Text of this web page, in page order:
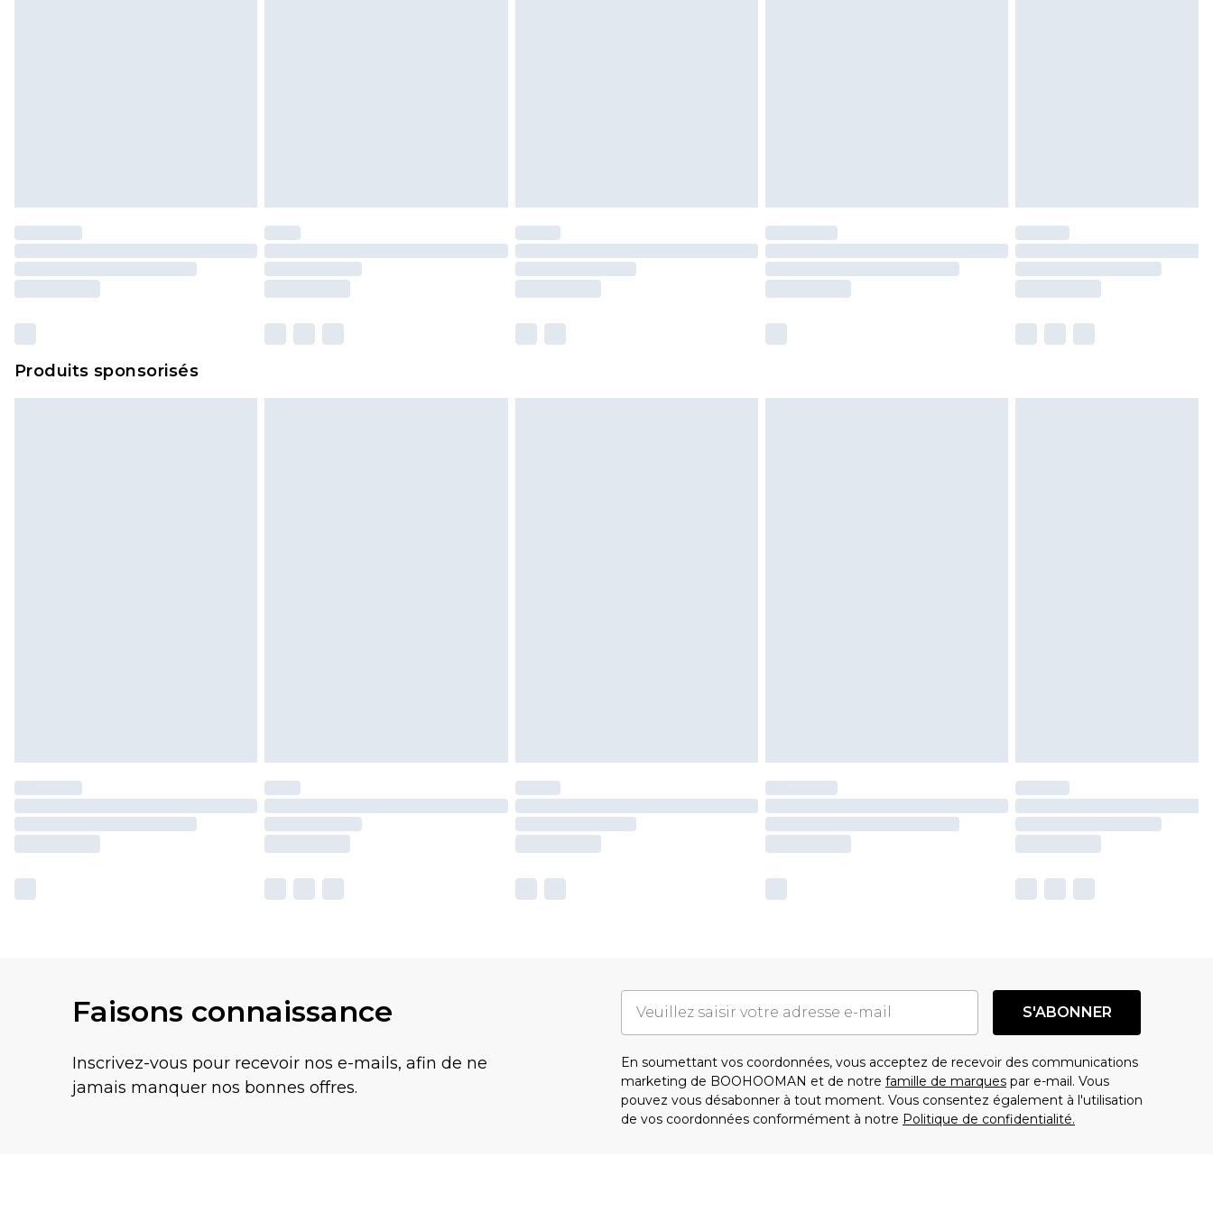
Produits sponsorisés
Faisons connaissance
Inscrivez-vous pour recevoir nos e-mails, afin de ne
jamais manquer nos bonnes offres.
S'ABONNER
En soumettant vos coordonnées, vous acceptez de recevoir des communications
marketing de BOOHOOMAN et de notre famille de marques par e-mail. Vous
pouvez vous désabonner à tout moment. Vous consentez également à l'utilisation
de vos coordonnées conformément à notre Politique de confidentialité.